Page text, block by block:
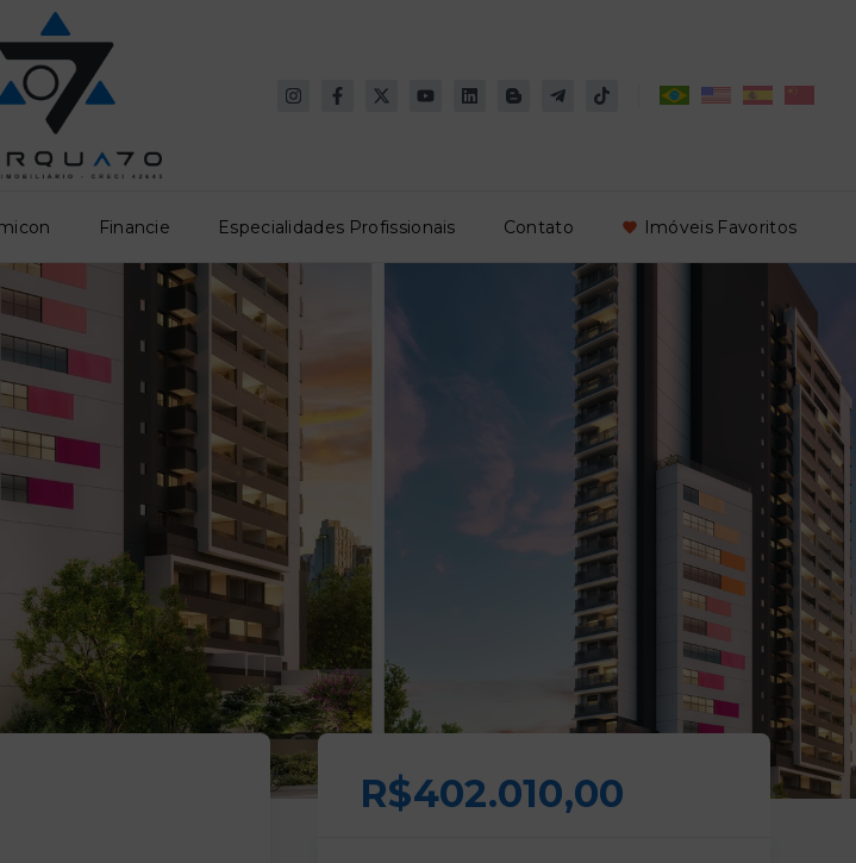
Financie Especialidades Profissionais Contato Imóveis Favoritos
R$402.010,00